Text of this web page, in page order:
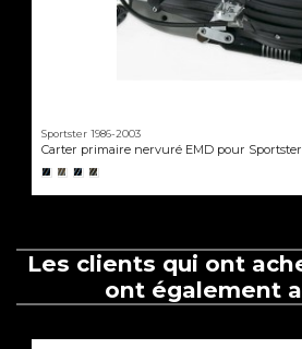
Sportster 1986-2003
Carter primaire nervuré EMD pour Sportster
Les clients qui ont
ont également